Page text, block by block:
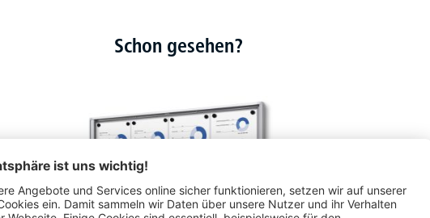
Schon gesehen?